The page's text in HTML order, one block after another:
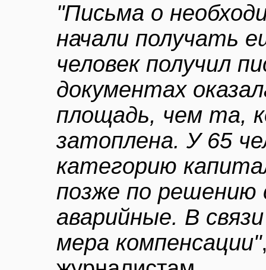
"Письма о
начали получать
человек получил
документах
площадь, чем та,
затоплена. У 65
категорию
позже по решению
аварийные. В
мера компенсации"